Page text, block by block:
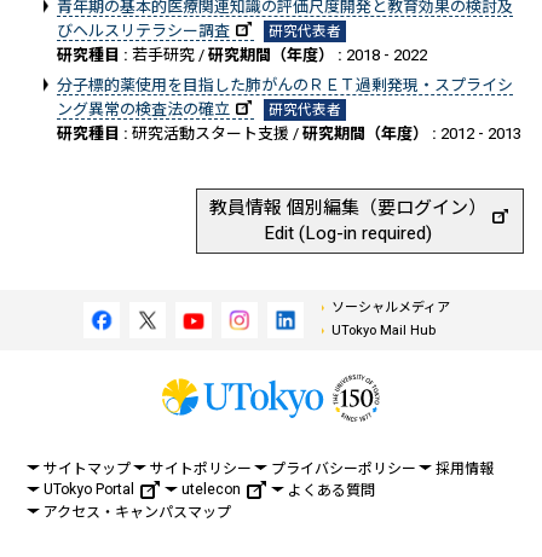
青年期の基本的医療関連知識の評価尺度開発と教育効果の検討及
びヘルスリテラシー調査
研究代表者
研究種目 : 若手研究 / 研究期間（年度） : 2018 - 2022
分子標的薬使用を目指した肺がんのＲＥＴ過剰発現・スプライシ
ング異常の検査法の確立
研究代表者
研究種目 : 研究活動スタート支援 / 研究期間（年度） : 2012 - 2013
教員情報 個別編集（要ログイン）
Edit (Log-in required)
ソーシャルメディア
UTokyo Mail Hub
サイトマップ サイトポリシー プライバシーポリシー
採用情報
UTokyo Portal
utelecon
よくある質問
アクセス・キャンパスマップ